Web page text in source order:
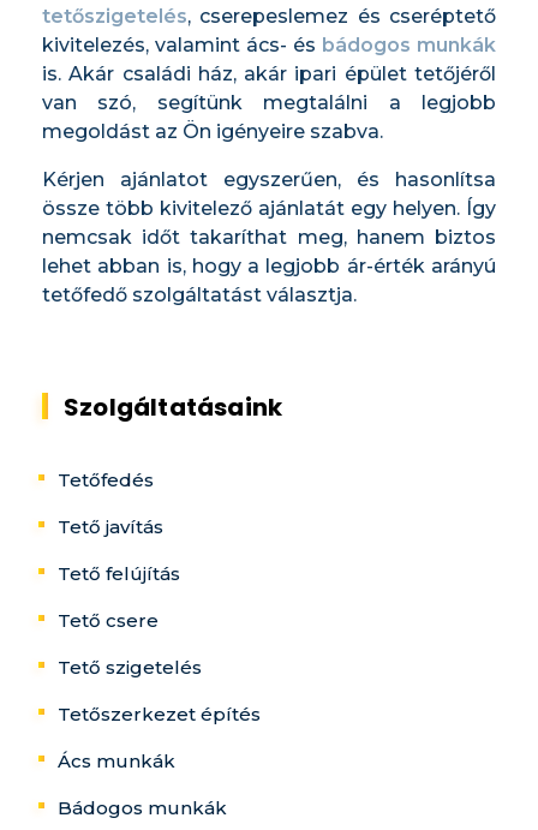
tetőszigetelés, cserepeslemez és cseréptető
kivitelezés, valamint ács- és bádogos munkák
is. Akár családi ház, akár ipari épület tetőjéről
van szó, segítünk megtalálni a legjobb
megoldást az Ön igényeire szabva.
Kérjen ajánlatot egyszerűen, és hasonlítsa
össze több kivitelező ajánlatát egy helyen. Így
nemcsak időt takaríthat meg, hanem biztos
lehet abban is, hogy a legjobb ár-érték arányú
tetőfedő szolgáltatást választja.
Szolgáltatásaink
Tetőfedés
Tető javítás
Tető felújítás
Tető csere
Tető szigetelés
Tetőszerkezet építés
Ács munkák
Bádogos munkák